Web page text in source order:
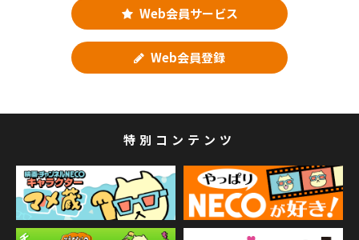
Web会員サービス
Web会員登録
特別コンテンツ